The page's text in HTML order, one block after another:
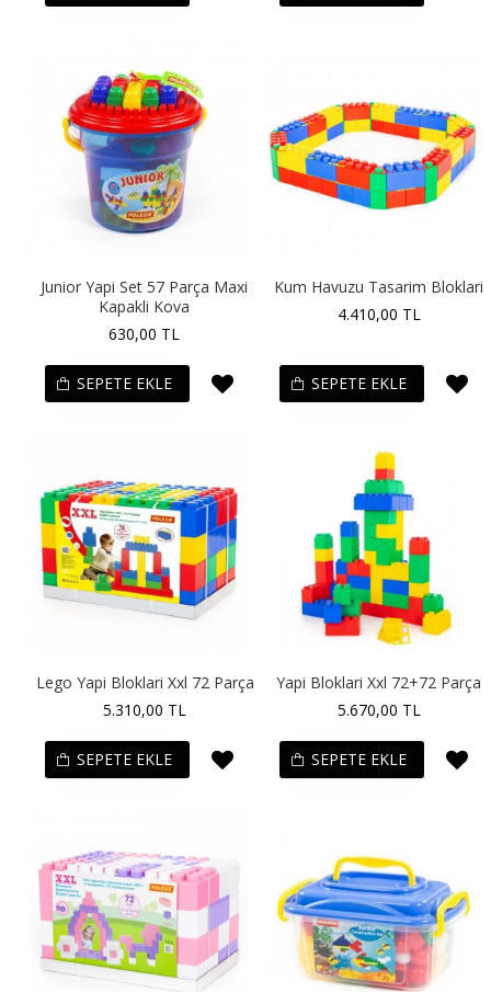
Junior Yapi Set 57 Parça Maxi
Kapakli Kova
630,00 TL
SEPETE EKLE
Kum Havuzu Tasarim Bloklari
4.410,00 TL
SEPETE EKLE
Lego Yapi Bloklari Xxl 72 Parça
5.310,00 TL
SEPETE EKLE
Yapi Bloklari Xxl 72+72 Parça
5.670,00 TL
SEPETE EKLE